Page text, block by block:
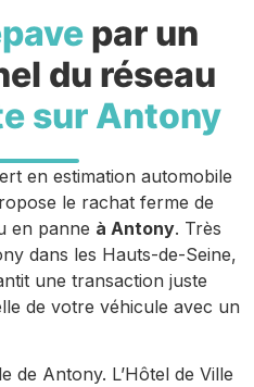
par un
du réseau
sur Antony
en estimation automobile
le rachat ferme de
en panne à Antony. Très
dans les Hauts-de-Seine,
une transaction juste
de votre véhicule avec un
de Antony. L’Hôtel de Ville